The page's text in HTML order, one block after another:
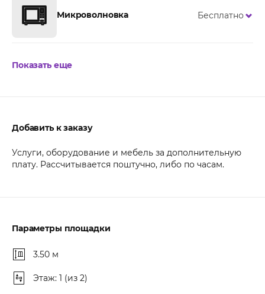
Микроволновка Бесплатно
Показать еще
Добавить к заказу
Услуги, оборудование и мебель за дополнительную
плату. Рассчитывается поштучно, либо по часам.
Параметры площадки
3.50 м
Этаж: 1 (из 2)